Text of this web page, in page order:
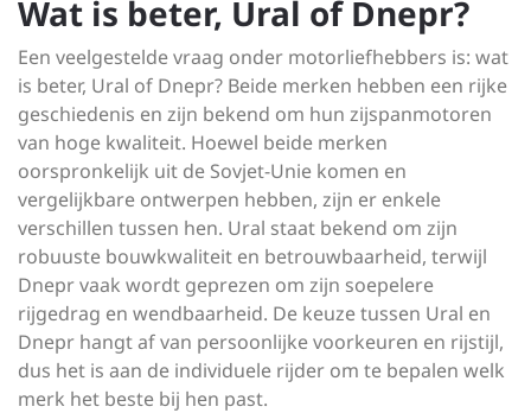
Wat is beter, Ural of Dnepr?
Een veelgestelde vraag onder motorliefhebbers is: wat
is beter, Ural of Dnepr? Beide merken hebben een rijke
geschiedenis en zijn bekend om hun zijspanmotoren
van hoge kwaliteit. Hoewel beide merken
oorspronkelijk uit de Sovjet-Unie komen en
vergelijkbare ontwerpen hebben, zijn er enkele
verschillen tussen hen. Ural staat bekend om zijn
robuuste bouwkwaliteit en betrouwbaarheid, terwijl
Dnepr vaak wordt geprezen om zijn soepelere
rijgedrag en wendbaarheid. De keuze tussen Ural en
Dnepr hangt af van persoonlijke voorkeuren en rijstijl,
dus het is aan de individuele rijder om te bepalen welk
merk het beste bij hen past.